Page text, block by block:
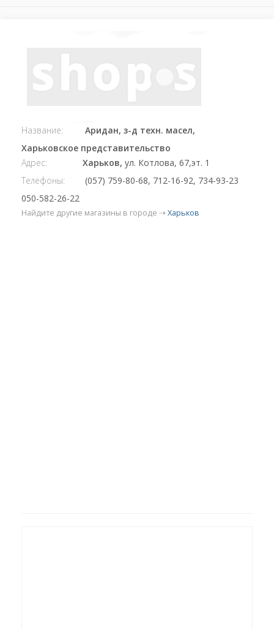
Название:
Аридан, з-д техн. масел,
Харьковское представительство
Адрес:
Харьков, ул. Котлова, 67,эт. 1
Телефоны:
(057) 759-80-68, 712-16-92, 734-93-23
050-582-26-22
Найдите другие магазины в городе ⇢ Харьков